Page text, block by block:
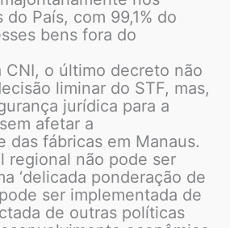
do País, com 99,1% do
bens fora do
CNI, o último decreto não
liminar do STF, mas,
jurídica para a
afetar a
das fábricas em Manaus.
regional não pode ser
‘delicada ponderação de
ser implementada de
de outras políticas